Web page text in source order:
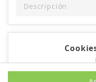
Descripción
No